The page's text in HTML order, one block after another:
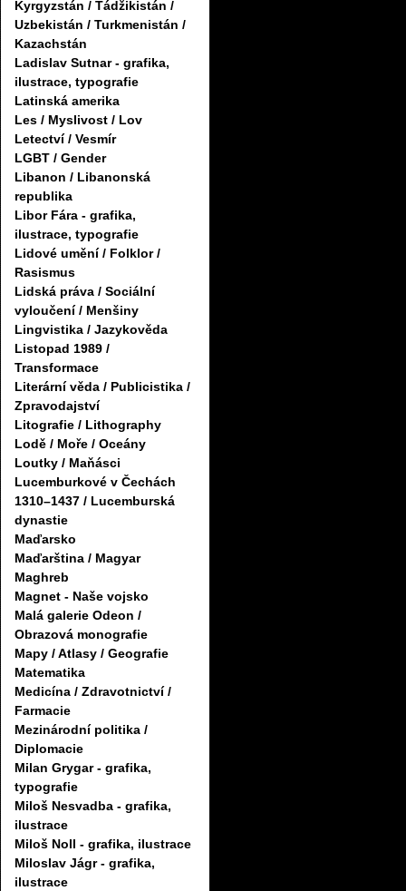
Kyrgyzstán / Tádžikistán /
Uzbekistán / Turkmenistán /
Kazachstán
Ladislav Sutnar - grafika,
ilustrace, typografie
Latinská amerika
Les / Myslivost / Lov
Letectví / Vesmír
LGBT / Gender
Libanon / Libanonská
republika
Libor Fára - grafika,
ilustrace, typografie
Lidové umění / Folklor /
Rasismus
Lidská práva / Sociální
vyloučení / Menšiny
Lingvistika / Jazykověda
Listopad 1989 /
Transformace
Literární věda / Publicistika /
Zpravodajství
Litografie / Lithography
Lodě / Moře / Oceány
Loutky / Maňásci
Lucemburkové v Čechách
1310–1437 / Lucemburská
dynastie
Maďarsko
Maďarština / Magyar
Maghreb
Magnet - Naše vojsko
Malá galerie Odeon /
Obrazová monografie
Mapy / Atlasy / Geografie
Matematika
Medicína / Zdravotnictví /
Farmacie
Mezinárodní politika /
Diplomacie
Milan Grygar - grafika,
typografie
Miloš Nesvadba - grafika,
ilustrace
Miloš Noll - grafika, ilustrace
Miloslav Jágr - grafika,
ilustrace